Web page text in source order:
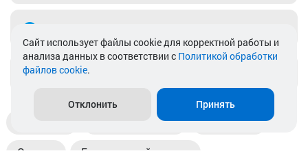
info@akkamulik.by
Пункты выдачи Магазины
Оплата Безналичный расчет
Cайт использует файлы cookie для корректной работы и
анализа данных в соответствии с Политикой обработки
файлов cookie.
Отклонить Принять